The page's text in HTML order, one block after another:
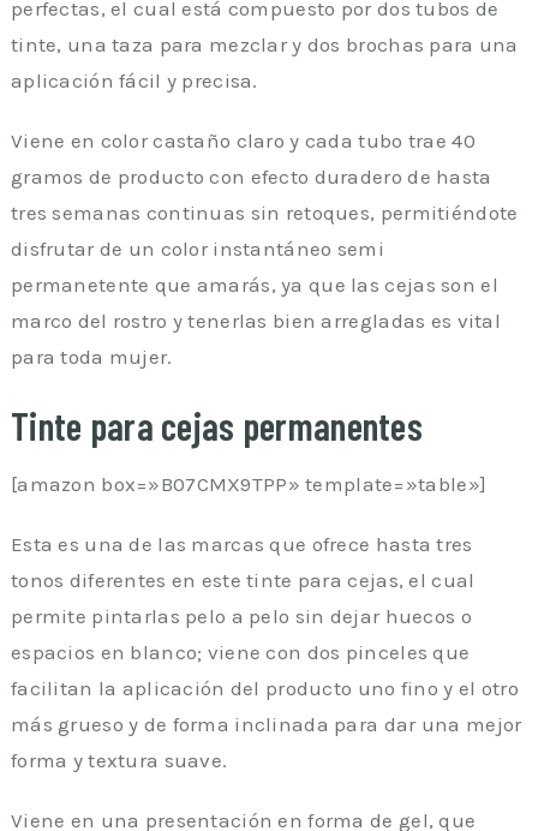
perfectas, el cual está compuesto por dos tubos de
tinte, una taza para mezclar y dos brochas para una
aplicación fácil y precisa.
Viene en color castaño claro y cada tubo trae 40
gramos de producto con efecto duradero de hasta
tres semanas continuas sin retoques, permitiéndote
disfrutar de un color instantáneo semi
permanetente que amarás, ya que las cejas son el
marco del rostro y tenerlas bien arregladas es vital
para toda mujer.
Tinte para cejas permanentes
[amazon box=»B07CMX9TPP» template=»table»]
Esta es una de las marcas que ofrece hasta tres
tonos diferentes en este tinte para cejas, el cual
permite pintarlas pelo a pelo sin dejar huecos o
espacios en blanco; viene con dos pinceles que
facilitan la aplicación del producto uno fino y el otro
más grueso y de forma inclinada para dar una mejor
forma y textura suave.
Viene en una presentación en forma de gel, que